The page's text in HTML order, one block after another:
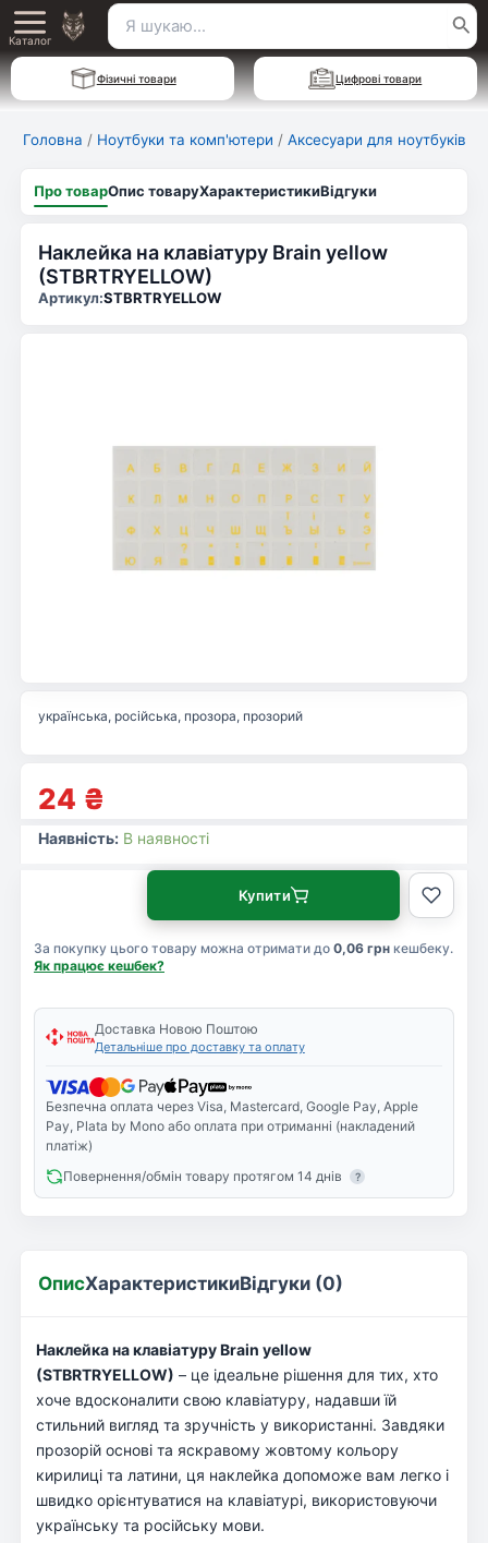
Перейти
до
вмісту
Main
Menu
Каталог
Пошук
для:
Фізичні товари Цифрові товари
Головна / Ноутбуки та комп'ютери / Аксесуари для ноутбуків
Про товарОпис товаруХарактеристикиВідгуки
Наклейка на клавіатуру Brain yellow
(STBRTRYELLOW)
Артикул:STBRTRYELLOW
24 ₴
українська, російська, прозора, прозорий
Наявність: В наявності
За покупку цього товару можна отримати до 0,06 грн кешбеку.
Як працює кешбек?
Купити
Доставка Новою Поштою
Детальніше про доставку та оплату
Безпечна оплата через Visa, Mastercard, Google Pay, Apple
Pay, Plata by Mono або оплата при отриманні (накладений
платіж)
Повернення/обмін товару протягом 14 днів
?
ОписХарактеристикиВідгуки (0)
Наклейка на клавіатуру Brain yellow
(STBRTRYELLOW) – це ідеальне рішення для тих, хто
хоче вдосконалити свою клавіатуру, надавши їй
стильний вигляд та зручність у використанні. Завдяки
прозорій основі та яскравому жовтому кольору
кирилиці та латини, ця наклейка допоможе вам легко і
швидко орієнтуватися на клавіатурі, використовуючи
українську та російську мови.